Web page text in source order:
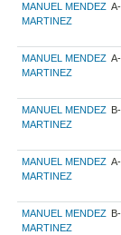
MANUEL MENDEZ
MARTINEZ
MANUEL MENDEZ
MARTINEZ
MANUEL MENDEZ
MARTINEZ
MANUEL MENDEZ
MARTINEZ
MANUEL MENDEZ
MARTINEZ